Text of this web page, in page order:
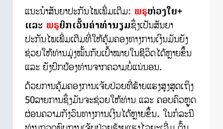
ແນະນຳສັນຍາປະກັນໄພເພີ່ມເຕີມ: ພຣູຫ່ວງໃຍ+
ແລະ ພຣູຍົກເວັ້ນຄ່າທຳນຽມຊຶ່ງເປັນສັນຍາ
ປະກັນໄພເພີ່ມເຕີມທີ່ໃຫ້ຄຸ້ມຄອງທາງການເງິນມັນຍັງ
ຊ່ວຍໃຫ້ທ່ານມຸ່ງໝັ້ນກັບເປົ້າໝາຍໃນຊີວິດໄດ້ຫຼາຍຂຶ້ນ
ແລະ ຍັງປົກປ້ອງທ່ານຈາກຄວາມບໍ່ແນ່ນອນ.
ດ້ວຍການຄຸ້ມຄອງການເຈັບປ່ວຍທີ່ຮ້າຍແຮງສູງສຸດເຖິງ
50ລາຍການຊຶ່ງມັນຈະຊ່ວຍໃຫ້ທ່ານ ແລະ ຄອບຄົວຫຼຸດ
ຜ່ອນຄວາມກັງວົນທາງການເງິນໄດ້ຫຼາຍຂຶ້ນ. ໃນກໍລະນີ